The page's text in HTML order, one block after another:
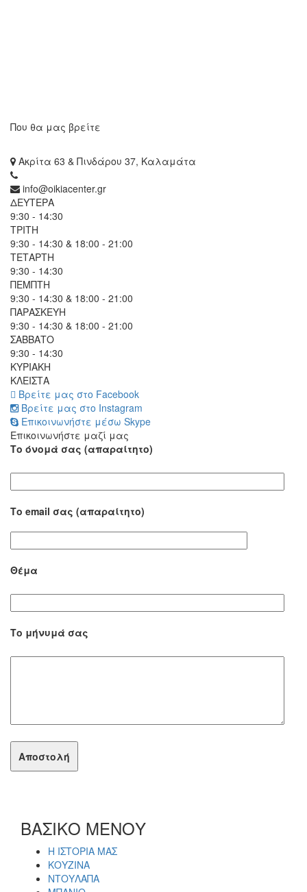
Που θα μας βρείτε
Ακρίτα 63 & Πινδάρου 37, Καλαμάτα
info@oikiacenter.gr
ΔΕΥΤΕΡΑ
9:30 - 14:30
ΤΡΙΤΗ
9:30 - 14:30 & 18:00 - 21:00
ΤΕΤΑΡΤΗ
9:30 - 14:30
ΠΕΜΠΤΗ
9:30 - 14:30 & 18:00 - 21:00
ΠΑΡΑΣΚΕΥΗ
9:30 - 14:30 & 18:00 - 21:00
ΣΑΒΒΑΤΟ
9:30 - 14:30
ΚΥΡΙΑΚΗ
ΚΛΕΙΣΤΑ
Βρείτε μας στο Facebook
Βρείτε μας στο Instagram
Επικοινωνήστε μέσω Skype
Επικοινωνήστε μαζί μας
Το όνομά σας (απαραίτητο)
Το email σας (απαραίτητο)
Θέμα
Το μήνυμά σας
ΒΑΣΙΚΟ ΜΕΝΟΥ
Η ΙΣΤΟΡΙΑ ΜΑΣ
ΚΟΥΖΙΝΑ
ΝΤΟΥΛΑΠΑ